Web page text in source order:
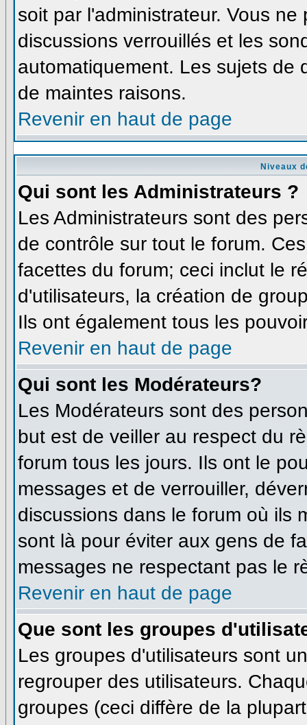
soit par l'administrateur. Vous
discussions verrouillés et les
automatiquement. Les sujets de
de maintes raisons.
Revenir en haut de page
Niveaux
Qui sont les Administrateurs ?
Les Administrateurs sont des
de contrôle sur tout le forum.
facettes du forum; ceci inclut le
d'utilisateurs, la création de
Ils ont également tous les
Revenir en haut de page
Qui sont les Modérateurs?
Les Modérateurs sont des
but est de veiller au respect du
forum tous les jours. Ils ont le
messages et de verrouiller,
discussions dans le forum où ils
sont là pour éviter aux gens de
messages ne respectant pas le
Revenir en haut de page
Que sont les groupes
Les groupes d'utilisateurs sont
regrouper des utilisateurs.
groupes (ceci diffère de la